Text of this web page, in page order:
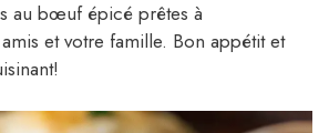
au bœuf épicé prêtes à
et votre famille. Bon appétit et